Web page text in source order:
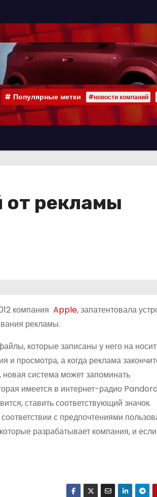
Популярные метки #новости компаний
от рекламы
компания Apple, запатентовала
рекламы.
которые записаны у него на
и просмотра, а когда реклама
система может запоминать
имеется в интернет-радио
ставить соответствующий значок.
с предпочтениями
разрабатывает компания, и если